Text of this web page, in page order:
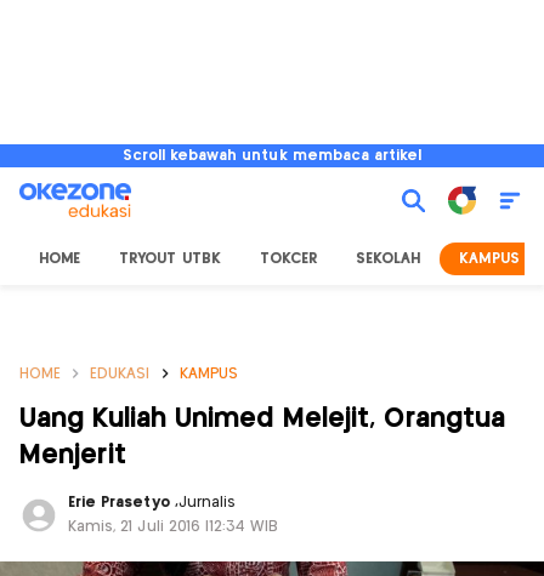
Scroll kebawah untuk membaca artikel
HOME TRYOUT UTBK TOKCER SEKOLAH KAMPUS
HOME EDUKASI KAMPUS
Uang Kuliah Unimed Melejit, Orangtua
Menjerit
Erie Prasetyo ,Jurnalis
Kamis, 21 Juli 2016 |12:34 WIB